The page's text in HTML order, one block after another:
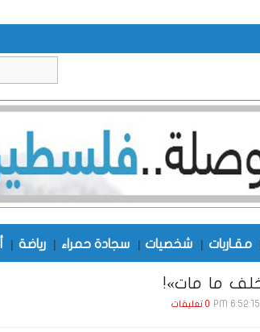
مقـاربات | شخصيات | سجادة حمراء | رياضة |
ما مات»!
0 تعليقات